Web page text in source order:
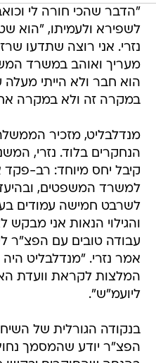
"הדבר שהכי חורה לי
לשפירא ולעמיתו, "הוא
נזרי. אני רוצה שתדעו
מעריך ואוהב במשרד
הוא חבר ולא הייתי
במקרה זה ולא במקרה
מנדלבליט, מזכיר
הנחקרים בלוד. נזרי,
קיבל יחס מיוחד: רב-פקד
למשרד המשפטים,
לשרבט חמישה עמודים
והגילוי הנאות אני מבקש
עבודה טובים עם הפצ"ר
אמר נזרי. "מנדלבליט
המלצות לקראת וועדת
ליועמ"ש".
בנקודה הגורלית של
הפצ"ר יודע שהמסמך